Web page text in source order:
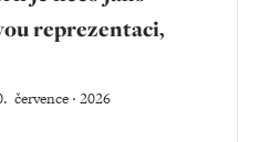
reprezentaci,
července ‧ 2026